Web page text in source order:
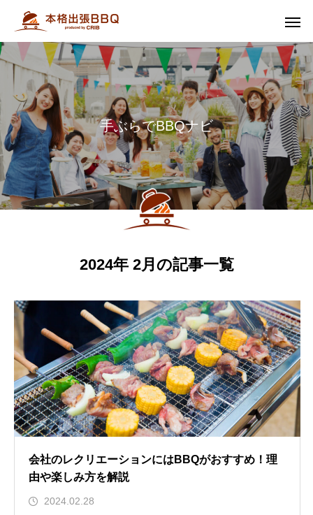
手ぶらでBBQナ ビ
2024年 2月の記事一覧
会社のレクリエーションにはBBQがおすすめ！理
由や楽しみ方を解説
2024.02.28